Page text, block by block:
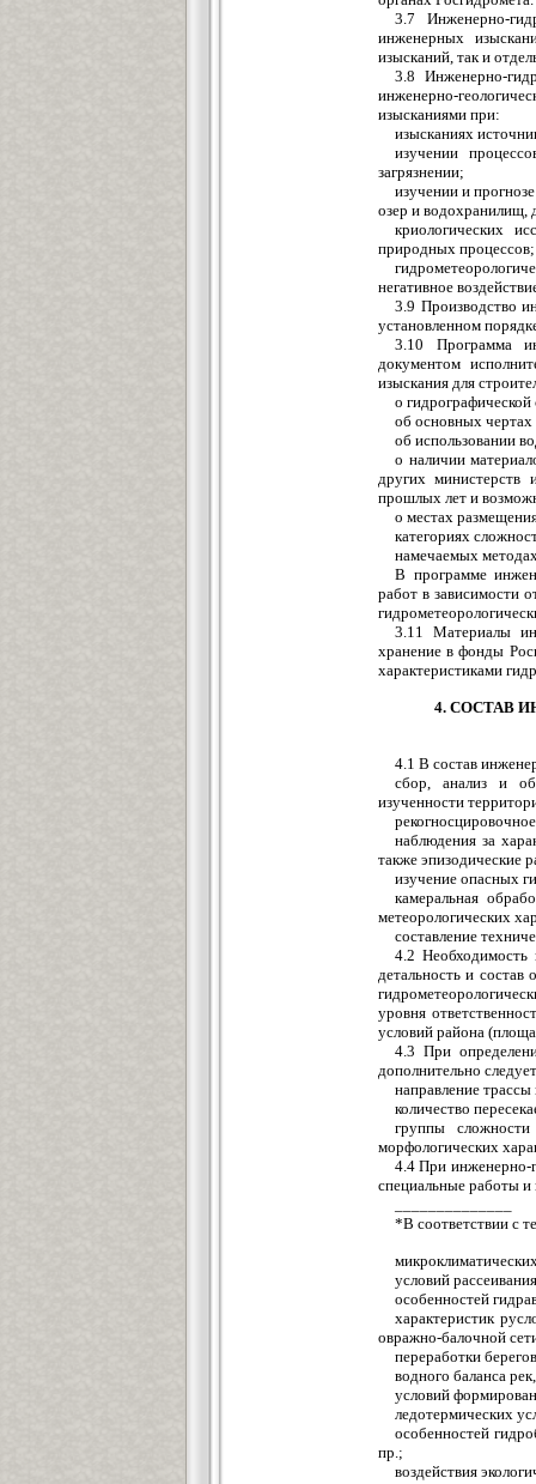
3.7 Инженерно-
инженерных
изысканий, так и
3.8 Инженерно-
инженерно-
изысканиями при:
изысканиях
изучении
загрязнении;
изучении и
озер и водохранилищ,
криологических
природных процессов;
негативное
3.9 Производство
установленном
3.10 Программа
документом
изыскания для
о
об основных
об использовании
о наличии
других министерств
прошлых лет и
о местах
категориях
намечаемых
В программе
работ в зависимости
3.11 Материалы
хранение в фонды
характеристиками
4. СОСТАВ
4.1 В состав
сбор, анализ и
изученности
наблюдения за
также эпизодические
изучение опасных
камеральная
метеорологических
составление
4.2 Необходимость
детальность и состав
уровня
условий района
4.3 При
дополнительно
направление
количество
группы
морфологических
4.4 При инженерно-
специальные работы
*В соответствии с
условий
особенностей
характеристик
овражно-балочной
переработки
водного баланса
условий
ледотермических
особенностей
пр.;
воздействия